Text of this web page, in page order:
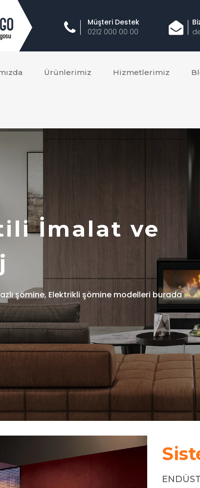
Müşteri Destek
0212 000 00 00
Ürünlerimiz Hizmetlerimiz
İmalat ve
şömine, Elektrikli şömine modelleri burada